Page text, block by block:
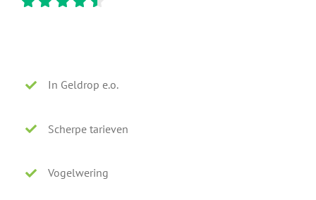
In Geldrop e.o.
Scherpe tarieven
Vogelwering